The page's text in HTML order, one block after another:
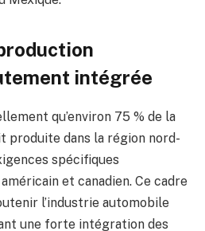
intégrée
qu’environ 75 % de la
produite dans la région nord-
spécifiques
et canadien. Ce cadre
l’industrie automobile
une forte intégration des